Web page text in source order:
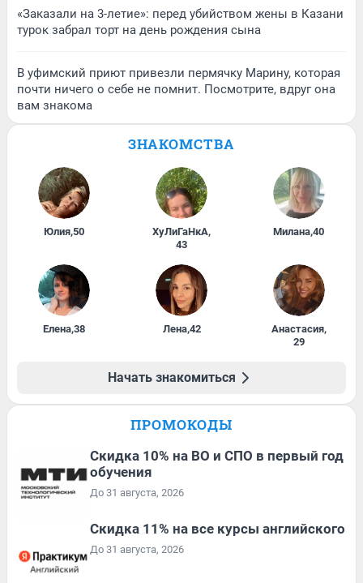
«Заказали на 3-летие»: перед убийством жены в Казани
турок забрал торт на день рождения сына
В уфимский приют привезли пермячку Марину, которая
почти ничего о себе не помнит. Посмотрите, вдруг она
вам знакома
ЗНАКОМСТВА
Юлия,50 ХуЛиГаНкА,
43
Милана,40
Елена,38 Лена,42 Анастасия,
29
Начать знакомиться
ПРОМОКОДЫ
Скидка 10% на ВО и СПО в первый год
обучения
До 31 августа, 2026
Скидка 11% на все курсы английского
До 31 августа, 2026